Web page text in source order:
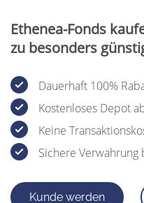
Ethenea-Fonds
zu besonders
Dauerhaft 100%
Kostenloses Depot
Keine
Sichere
Kunde werden